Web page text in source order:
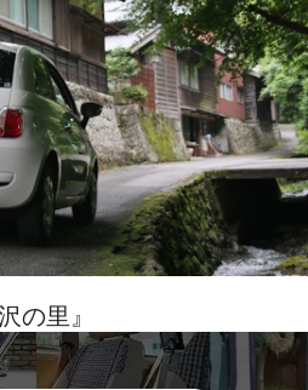
の里』